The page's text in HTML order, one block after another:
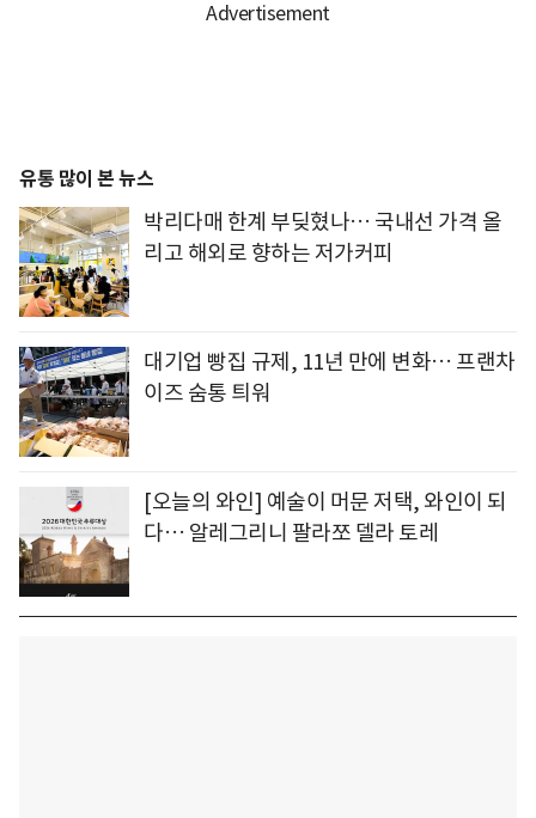
유통 많이 본 뉴스
박리다매 한계 부딪혔나… 국내선 가격 올
리고 해외로 향하는 저가커피
대기업 빵집 규제, 11년 만에 변화… 프랜차
이즈 숨통 틔워
[오늘의 와인] 예술이 머문 저택, 와인이 되
다… 알레그리니 팔라쪼 델라 토레